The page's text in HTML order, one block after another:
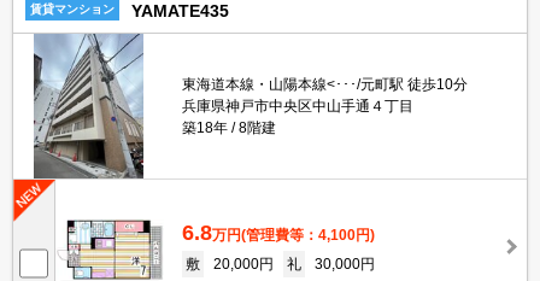
賃貸マンション YAMATE435
東海道本線・山陽本線<･･･/元町駅 徒歩10分
兵庫県神戸市中央区中山手通４丁目
築18年
8階建
6.8万円(管理費等：4,100円)
敷
20,000円 礼
30,000円